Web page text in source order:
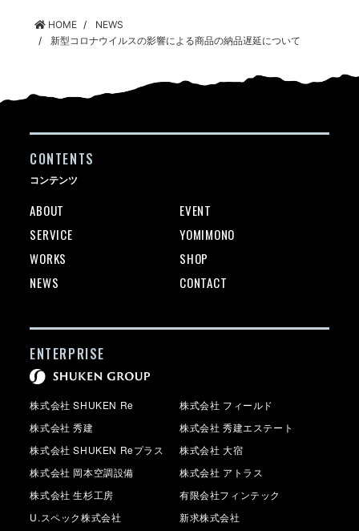
HOME
NEWS
新型コロナウイルスの影響による商品の納品遅延について
CONTENTS
コンテンツ
ABOUT
EVENT
SERVICE
YOMIMONO
WORKS
SHOP
NEWS
CONTACT
ENTERPRISE
株式会社 SHUKEN Re
株式会社 フィールド
株式会社 秀建
株式会社 秀建エステート
株式会社 SHUKEN Reプラス
株式会社 大宿
株式会社 岡本空調設備
株式会社 アトラス
株式会社 生杉工房
有限会社フィンテック
U.スペック株式会社
新求株式会社